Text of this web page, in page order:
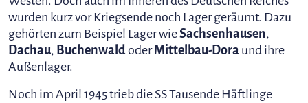
wurden kurz vor Kriegsende noch Lager geräumt. Dazu
gehörten zum Beispiel Lager wieSachsenhausen,
Dachau, BuchenwaldoderMittelbau-Dora und ihre
Außenlager.
Noch im April 1945 trieb die SS Tausende Häftlinge